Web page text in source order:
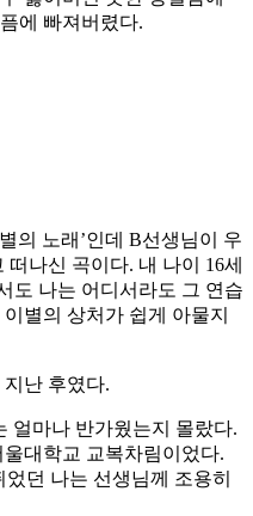
에 빠져버렸다.
의 노래’인데 B선생님이 우
나신 곡이다. 내 나이 16세
도 나는 어디서라도 그 연습
별의 상처가 쉽게 아물지
난 후였다.
얼마나 반가웠는지 몰랐다.
대학교 교복차림이었다.
었던 나는 선생님께 조용히